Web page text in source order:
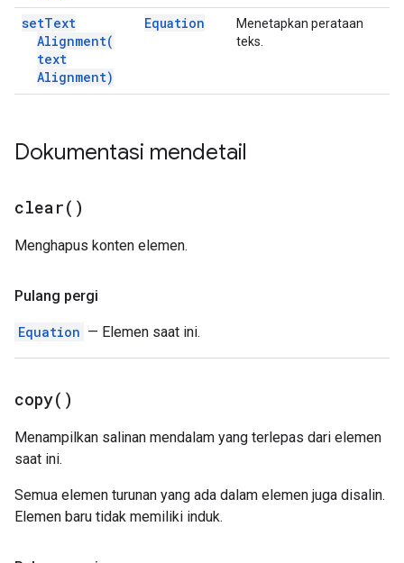
setText
Alignment(
text
Alignment)
Equation
Menetapkan perataan
teks.
Dokumentasi mendetail
clear( )
Menghapus konten elemen.
Pulang pergi
Equation — Elemen saat ini.
copy( )
Menampilkan salinan mendalam yang terlepas dari elemen
saat ini.
Semua elemen turunan yang ada dalam elemen juga disalin.
Elemen baru tidak memiliki induk.